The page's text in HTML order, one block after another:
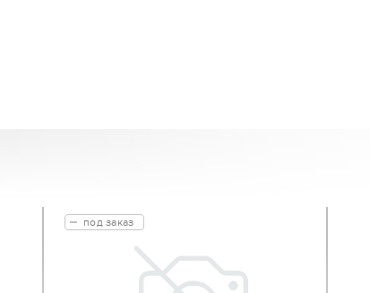
под заказ